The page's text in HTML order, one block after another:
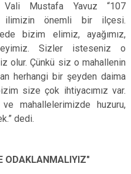
Vali Mustafa Yavuz “107
ilimizin önemli bir ilçesi.
bizim elimiz, ayağımız,
Sizler isteseniz o
olur. Çünkü siz o mahallenin
herhangi bir şeyden daima
size çok ihtiyacımız var.
ve mahallelerimizde huzuru,
dedi.
ODAKLANMALIYIZ"